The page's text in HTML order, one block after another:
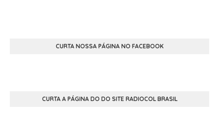
CURTA NOSSA PÁGINA NO FACEBOOK
CURTA A PÁGINA DO DO SITE RADIOCOL BRASIL